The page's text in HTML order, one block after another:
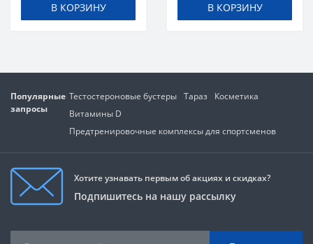
В КОРЗИНУ В КОРЗИНУ
Популярные
запросы
Тестостероновые бустеры Тараз
Косметика
Витамины D
Предтренировочные комплексы для спортсменов
Хотите узнавать первым об акциях и скидках?
Подпишитесь на нашу рассылку